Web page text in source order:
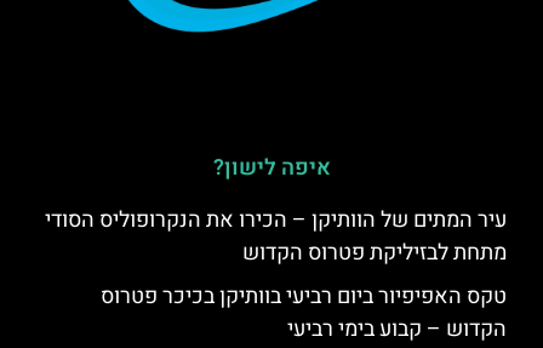
איפה לישון?
עיר המתים של הוותיקן – הכירו את הנקרופוליס הסודי
מתחת לבזיליקת פטרוס הקדוש
טקס האפיפיור ביום רביעי בוותיקן בכיכר פטרוס
הקדוש – קבוע בימי רביעי